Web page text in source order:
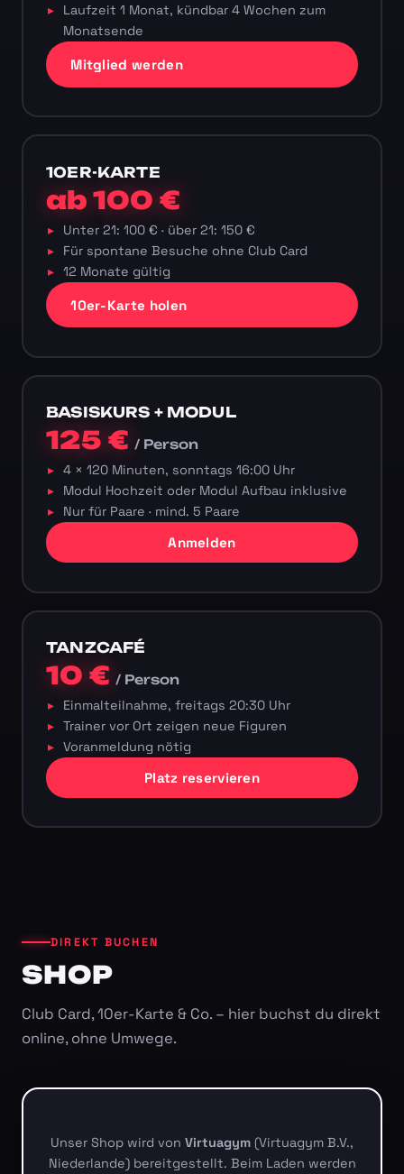
Laufzeit 1 Monat, kündbar 4 Wochen zum
Monatsende
Mitglied werden
10ER-KARTE
ab 100 €
Unter 21: 100 € · über 21: 150 €
Für spontane Besuche ohne Club Card
12 Monate gültig
10er-Karte holen
BASISKURS + MODUL
125 €/ Person
4 × 120 Minuten, sonntags 16:00 Uhr
Modul Hochzeit oder Modul Aufbau inklusive
Nur für Paare · mind. 5 Paare
Anmelden
TANZCAFÉ
10 €/ Person
Einmalteilnahme, freitags 20:30 Uhr
Trainer vor Ort zeigen neue Figuren
Voranmeldung nötig
Platz reservieren
DIREKT BUCHEN
SHOP
Club Card, 10er-Karte & Co. – hier buchst du direkt
online, ohne Umwege.
Unser Shop wird von Virtuagym (Virtuagym B.V.,
Niederlande) bereitgestellt. Beim Laden werden